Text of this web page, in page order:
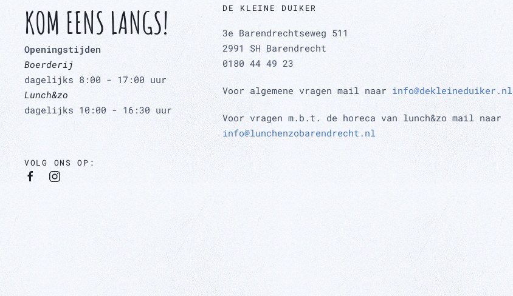
KOM EENS LANGS!
Openingstijden
Boerderij
dagelijks 8:00 - 17:00 uur
Lunch&zo
dagelijks 10:00 - 16:30 uur
VOLG ONS OP:
DE KLEINE DUIKER
3e Barendrechtseweg 511
2991 SH Barendrecht
0180 44 49 23
Voor algemene vragen mail naar info@dekleineduiker.nl
Voor vragen m.b.t. de horeca van lunch&zo mail naar
info@lunchenzobarendrecht.nl